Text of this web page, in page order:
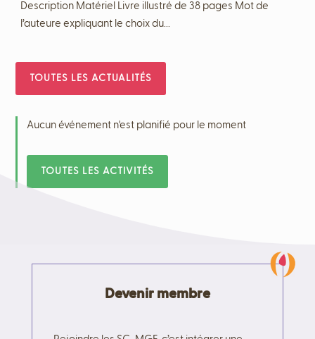
Description Matériel Livre illustré de 38 pages Mot de
l’auteure expliquant le choix du...
TOUTES LES ACTUALITÉS
Aucun événement n'est planifié pour le moment
TOUTES LES ACTIVITÉS
Devenir membre